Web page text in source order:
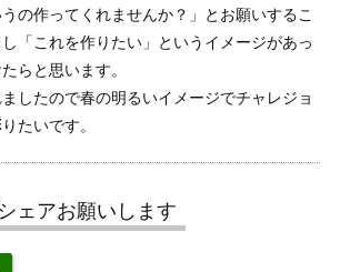
の作ってくれませんか？」とお願いするこ
「これを作りたい」というイメージがあっ
らと思います。
したので春の明るいイメージでチャレジョ
たいです。
ェアお願いします